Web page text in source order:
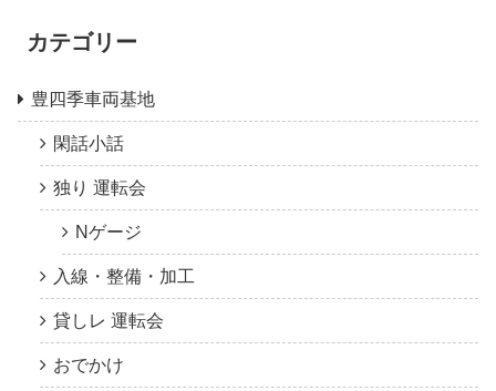
カテゴリー
豊四季車両基地
閑話小話
独り 運転会
Nゲージ
入線・整備・加工
貸しレ 運転会
おでかけ